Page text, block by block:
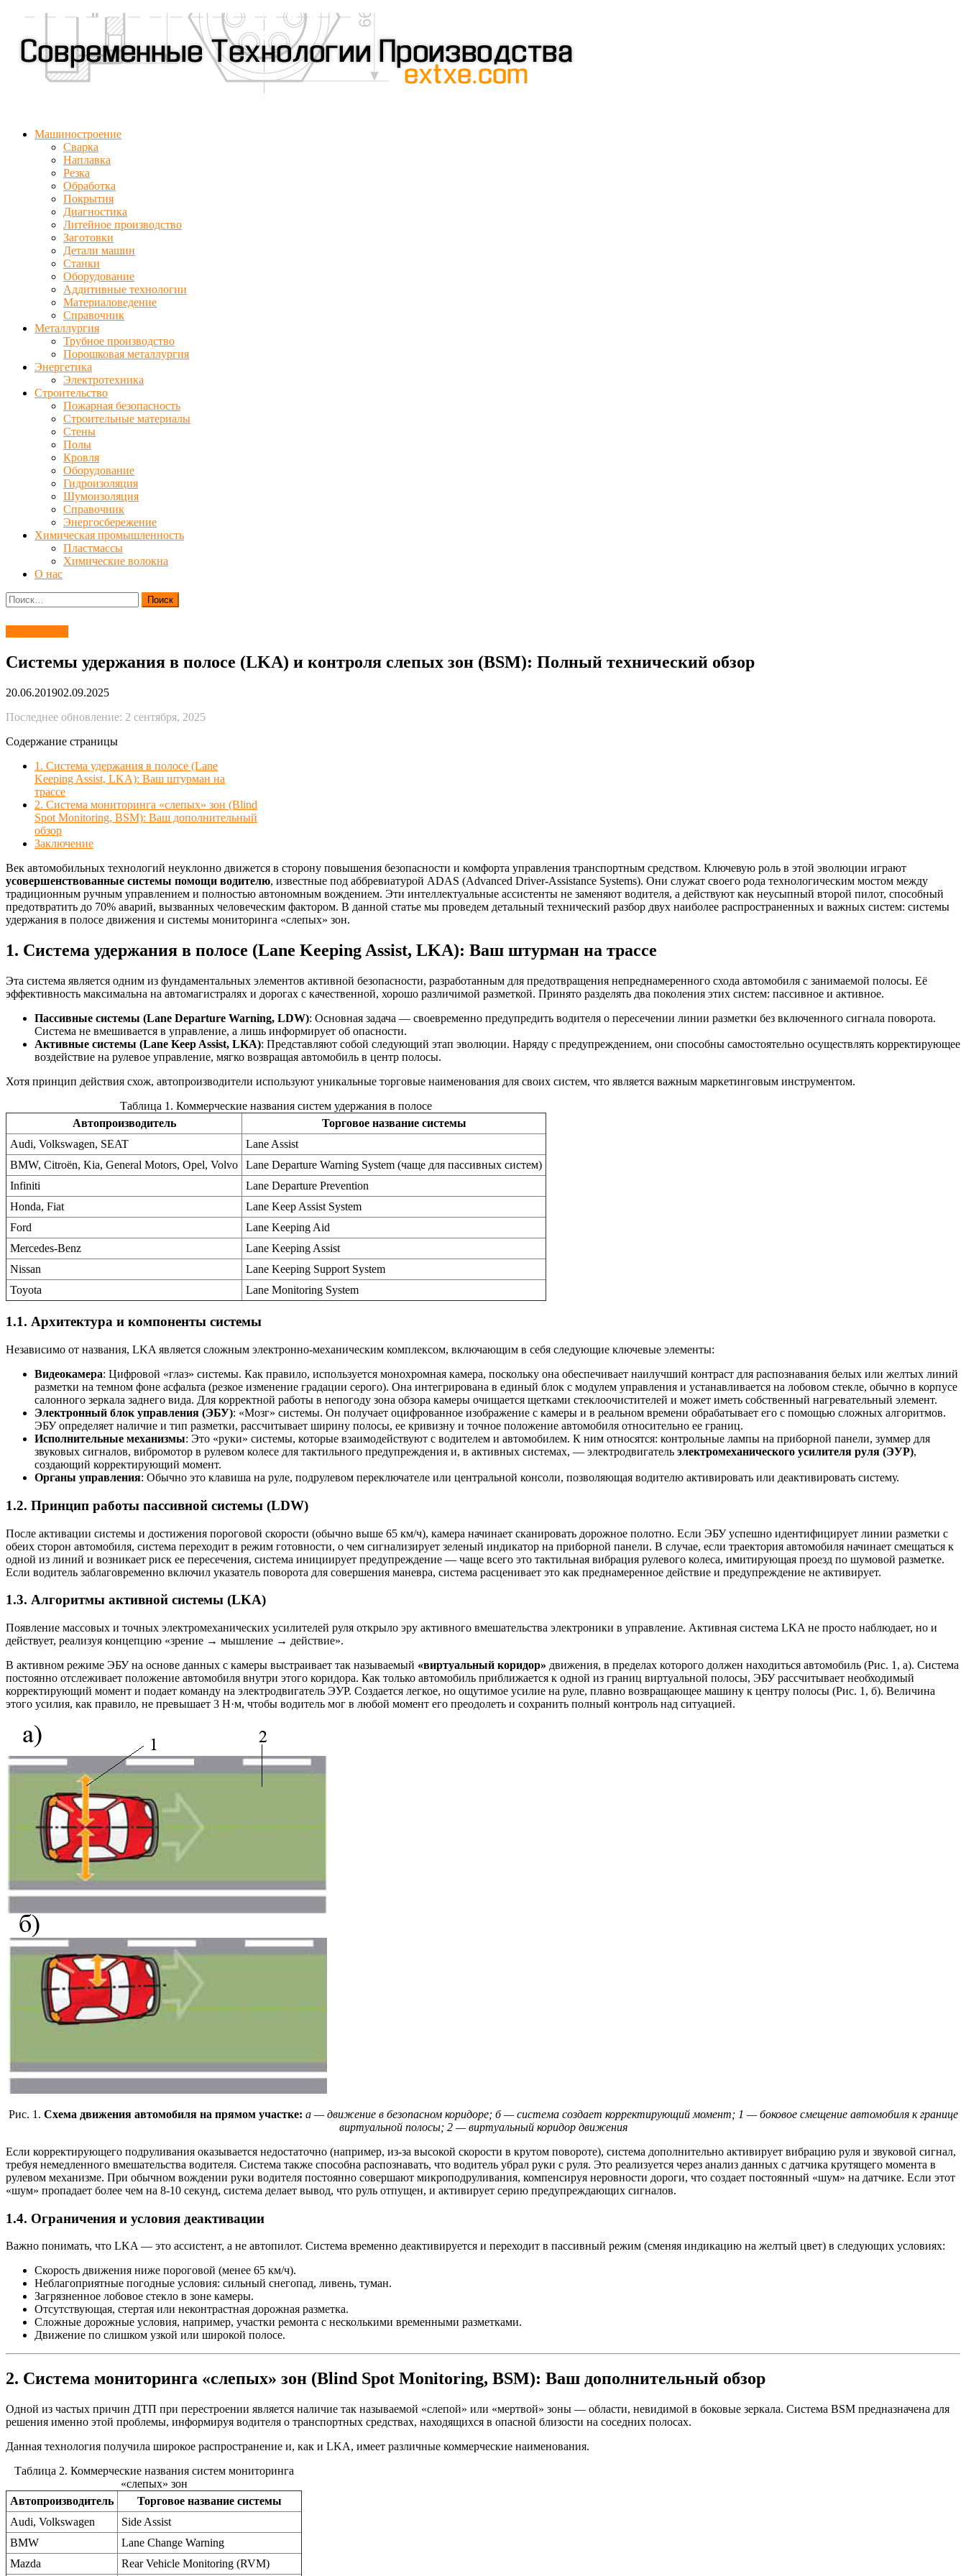
Машиностроение
Сварка
Наплавка
Резка
Обработка
Покрытия
Диагностика
Литейное производство
Заготовки
Детали машин
Станки
Оборудование
Аддитивные технологии
Материаловедение
Справочник
Металлургия
Трубное производство
Порошковая металлургия
Энергетика
Электротехника
Строительство
Пожарная безопасность
Строительные материалы
Стены
Полы
Кровля
Оборудование
Гидроизоляция
Шумоизоляция
Справочник
Энергосбережение
Химическая промышленность
Пластмассы
Химические волокна
О нас
Найти:
Системы удержания в полосе (LKA) и контроля слепых зон (BSM): Полный технический обзор
20.06.201902.09.2025
Последнее обновление: 2 сентября, 2025
Содержание страницы
1. Система удержания в полосе (Lane
Keeping Assist, LKA): Ваш штурман на
трассе
2. Система мониторинга «слепых» зон (Blind
Spot Monitoring, BSM): Ваш дополнительный
обзор
Заключение
Век автомобильных технологий неуклонно движется в сторону повышения безопасности и комфорта управления транспортным средством. Ключевую роль в этой эволюции играют
усовершенствованные системы помощи водителю, известные под аббревиатурой ADAS (Advanced Driver-Assistance Systems). Они служат своего рода технологическим мостом между
традиционным ручным управлением и полностью автономным вождением. Эти интеллектуальные ассистенты не заменяют водителя, а действуют как неусыпный второй пилот, способный
предотвратить до 70% аварий, вызванных человеческим фактором. В данной статье мы проведем детальный технический разбор двух наиболее распространенных и важных систем: системы
удержания в полосе движения и системы мониторинга «слепых» зон.
1. Система удержания в полосе (Lane Keeping Assist, LKA): Ваш штурман на трассе
Эта система является одним из фундаментальных элементов активной безопасности, разработанным для предотвращения непреднамеренного схода автомобиля с занимаемой полосы. Её
эффективность максимальна на автомагистралях и дорогах с качественной, хорошо различимой разметкой. Принято разделять два поколения этих систем: пассивное и активное.
Пассивные системы (Lane Departure Warning, LDW): Основная задача — своевременно предупредить водителя о пересечении линии разметки без включенного сигнала поворота.
Система не вмешивается в управление, а лишь информирует об опасности.
Активные системы (Lane Keep Assist, LKA): Представляют собой следующий этап эволюции. Наряду с предупреждением, они способны самостоятельно осуществлять корректирующее
воздействие на рулевое управление, мягко возвращая автомобиль в центр полосы.
Хотя принцип действия схож, автопроизводители используют уникальные торговые наименования для своих систем, что является важным маркетинговым инструментом.
Таблица 1. Коммерческие названия систем удержания в полосе
Автопроизводитель
Торговое название системы
Audi, Volkswagen, SEAT
Lane Assist
BMW, Citroën, Kia, General Motors, Opel, Volvo
Lane Departure Warning System (чаще для пассивных систем)
Infiniti
Lane Departure Prevention
Honda, Fiat
Lane Keep Assist System
Ford
Lane Keeping Aid
Mercedes-Benz
Lane Keeping Assist
Nissan
Lane Keeping Support System
Toyota
Lane Monitoring System
1.1. Архитектура и компоненты системы
Независимо от названия, LKA является сложным электронно-механическим комплексом, включающим в себя следующие ключевые элементы:
Видеокамера: Цифровой «глаз» системы. Как правило, используется монохромная камера, поскольку она обеспечивает наилучший контраст для распознавания белых или желтых линий
разметки на темном фоне асфальта (резкое изменение градации серого). Она интегрирована в единый блок с модулем управления и устанавливается на лобовом стекле, обычно в корпусе
салонного зеркала заднего вида. Для корректной работы в непогоду зона обзора камеры очищается щетками стеклоочистителей и может иметь собственный нагревательный элемент.
Электронный блок управления (ЭБУ): «Мозг» системы. Он получает оцифрованное изображение с камеры и в реальном времени обрабатывает его с помощью сложных алгоритмов.
ЭБУ определяет наличие и тип разметки, рассчитывает ширину полосы, ее кривизну и точное положение автомобиля относительно ее границ.
Исполнительные механизмы: Это «руки» системы, которые взаимодействуют с водителем и автомобилем. К ним относятся: контрольные лампы на приборной панели, зуммер для
звуковых сигналов, вибромотор в рулевом колесе для тактильного предупреждения и, в активных системах, — электродвигатель электромеханического усилителя руля (ЭУР),
создающий корректирующий момент.
Органы управления: Обычно это клавиша на руле, подрулевом переключателе или центральной консоли, позволяющая водителю активировать или деактивировать систему.
1.2. Принцип работы пассивной системы (LDW)
После активации системы и достижения пороговой скорости (обычно выше 65 км/ч), камера начинает сканировать дорожное полотно. Если ЭБУ успешно идентифицирует линии разметки с
обеих сторон автомобиля, система переходит в режим готовности, о чем сигнализирует зеленый индикатор на приборной панели. В случае, если траектория автомобиля начинает смещаться к
одной из линий и возникает риск ее пересечения, система инициирует предупреждение — чаще всего это тактильная вибрация рулевого колеса, имитирующая проезд по шумовой разметке.
Если водитель заблаговременно включил указатель поворота для совершения маневра, система расценивает это как преднамеренное действие и предупреждение не активирует.
1.3. Алгоритмы активной системы (LKA)
Появление массовых и точных электромеханических усилителей руля открыло эру активного вмешательства электроники в управление. Активная система LKA не просто наблюдает, но и
действует, реализуя концепцию «зрение → мышление → действие».
В активном режиме ЭБУ на основе данных с камеры выстраивает так называемый «виртуальный коридор» движения, в пределах которого должен находиться автомобиль (Рис. 1, а). Система
постоянно отслеживает положение автомобиля внутри этого коридора. Как только автомобиль приближается к одной из границ виртуальной полосы, ЭБУ рассчитывает необходимый
корректирующий момент и подает команду на электродвигатель ЭУР. Создается легкое, но ощутимое усилие на руле, плавно возвращающее машину к центру полосы (Рис. 1, б). Величина
этого усилия, как правило, не превышает 3 Н·м, чтобы водитель мог в любой момент его преодолеть и сохранить полный контроль над ситуацией.
Рис. 1. Схема движения автомобиля на прямом участке: а — движение в безопасном коридоре; б — система создает корректирующий момент; 1 — боковое смещение автомобиля к границе
виртуальной полосы; 2 — виртуальный коридор движения
Если корректирующего подруливания оказывается недостаточно (например, из-за высокой скорости в крутом повороте), система дополнительно активирует вибрацию руля и звуковой сигнал,
требуя немедленного вмешательства водителя. Система также способна распознавать, что водитель убрал руки с руля. Это реализуется через анализ данных с датчика крутящего момента в
рулевом механизме. При обычном вождении руки водителя постоянно совершают микроподруливания, компенсируя неровности дороги, что создает постоянный «шум» на датчике. Если этот
«шум» пропадает более чем на 8-10 секунд, система делает вывод, что руль отпущен, и активирует серию предупреждающих сигналов.
1.4. Ограничения и условия деактивации
Важно понимать, что LKA — это ассистент, а не автопилот. Система временно деактивируется и переходит в пассивный режим (сменяя индикацию на желтый цвет) в следующих условиях:
Скорость движения ниже пороговой (менее 65 км/ч).
Неблагоприятные погодные условия: сильный снегопад, ливень, туман.
Загрязненное лобовое стекло в зоне камеры.
Отсутствующая, стертая или неконтрастная дорожная разметка.
Сложные дорожные условия, например, участки ремонта с несколькими временными разметками.
Движение по слишком узкой или широкой полосе.
2. Система мониторинга «слепых» зон (Blind Spot Monitoring, BSM): Ваш дополнительный обзор
Одной из частых причин ДТП при перестроении является наличие так называемой «слепой» или «мертвой» зоны — области, невидимой в боковые зеркала. Система BSM предназначена для
решения именно этой проблемы, информируя водителя о транспортных средствах, находящихся в опасной близости на соседних полосах.
Данная технология получила широкое распространение и, как и LKA, имеет различные коммерческие наименования.
Таблица 2. Коммерческие названия систем мониторинга
«слепых» зон
Автопроизводитель
Торговое название системы
Audi, Volkswagen
Side Assist
BMW
Lane Change Warning
Mazda
Rear Vehicle Monitoring (RVM)